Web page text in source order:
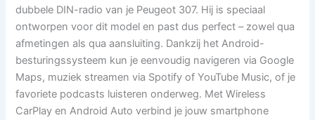
dubbele DIN-radio van je Peugeot 307. Hij is speciaal
ontworpen voor dit model en past dus perfect – zowel qua
afmetingen als qua aansluiting. Dankzij het Android-
besturingssysteem kun je eenvoudig navigeren via Google
Maps, muziek streamen via Spotify of YouTube Music, of je
favoriete podcasts luisteren onderweg. Met Wireless
CarPlay en Android Auto verbind je jouw smartphone